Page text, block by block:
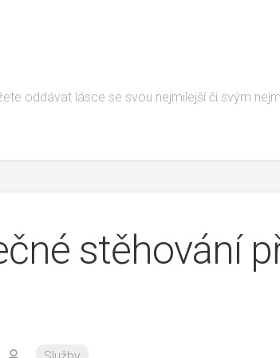
oddávat lásce se svou nejmilejší či svým
stěhování